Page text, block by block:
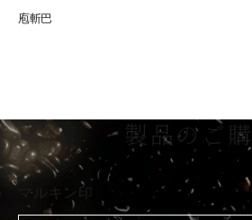
庖斬巴
製品のご
マルキン印